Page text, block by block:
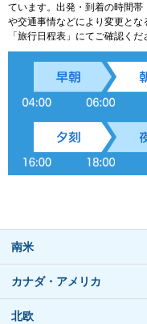
ています。出発・到着の時間
や交通事情などにより変更と
「旅行日程表」にてご確認くだ
南米
カナダ・アメリカ
北欧